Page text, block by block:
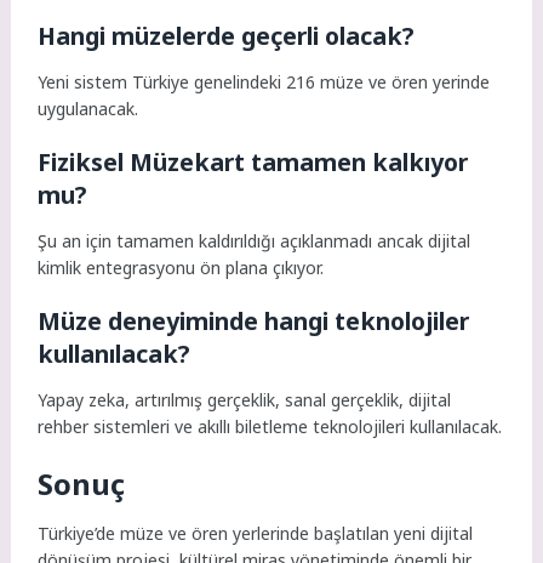
Hangi müzelerde geçerli olacak?
Yeni sistem Türkiye genelindeki 216 müze ve ören yerinde
uygulanacak.
Fiziksel Müzekart tamamen kalkıyor
mu?
Şu an için tamamen kaldırıldığı açıklanmadı ancak dijital
kimlik entegrasyonu ön plana çıkıyor.
Müze deneyiminde hangi teknolojiler
kullanılacak?
Yapay zeka, artırılmış gerçeklik, sanal gerçeklik, dijital
rehber sistemleri ve akıllı biletleme teknolojileri kullanılacak.
Sonuç
Türkiye’de müze ve ören yerlerinde başlatılan yeni dijital